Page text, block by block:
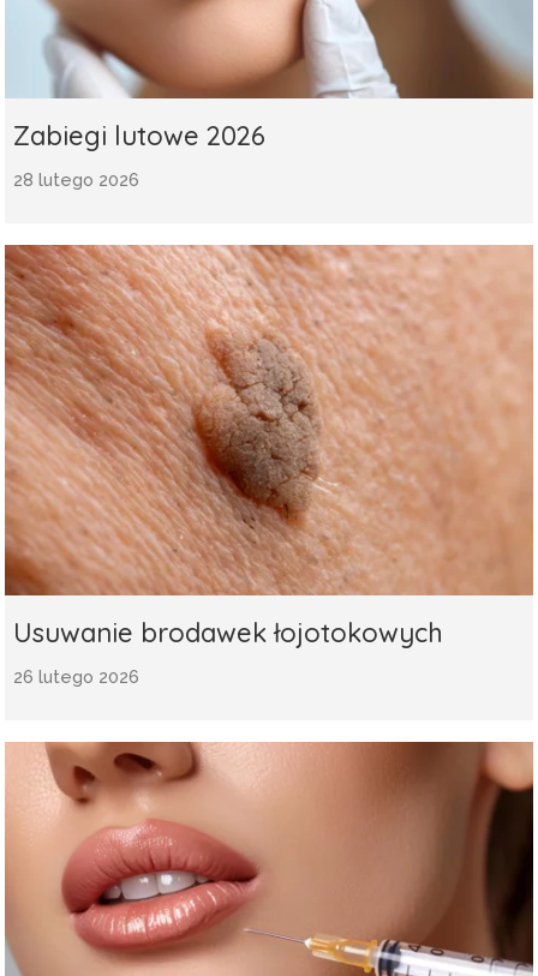
Zabiegi lutowe 2026
28 lutego 2026
Usuwanie brodawek łojotokowych
26 lutego 2026